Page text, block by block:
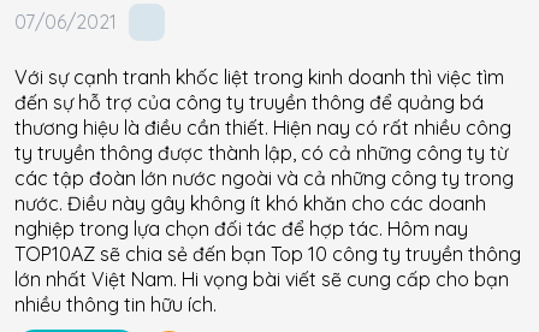
07/06/2021
Với sự cạnh tranh khốc liệt trong kinh doanh thì việc tìm
đến sự hỗ trợ của công ty truyền thông để quảng bá
thương hiệu là điều cần thiết. Hiện nay có rất nhiều công
ty truyền thông được thành lập, có cả những công ty từ
các tập đoàn lớn nước ngoài và cả những công ty trong
nước. Điều này gây không ít khó khăn cho các doanh
nghiệp trong lựa chọn đối tác để hợp tác. Hôm nay
TOP10AZ sẽ chia sẻ đến bạn Top 10 công ty truyền thông
lớn nhất Việt Nam. Hi vọng bài viết sẽ cung cấp cho bạn
nhiều thông tin hữu ích.